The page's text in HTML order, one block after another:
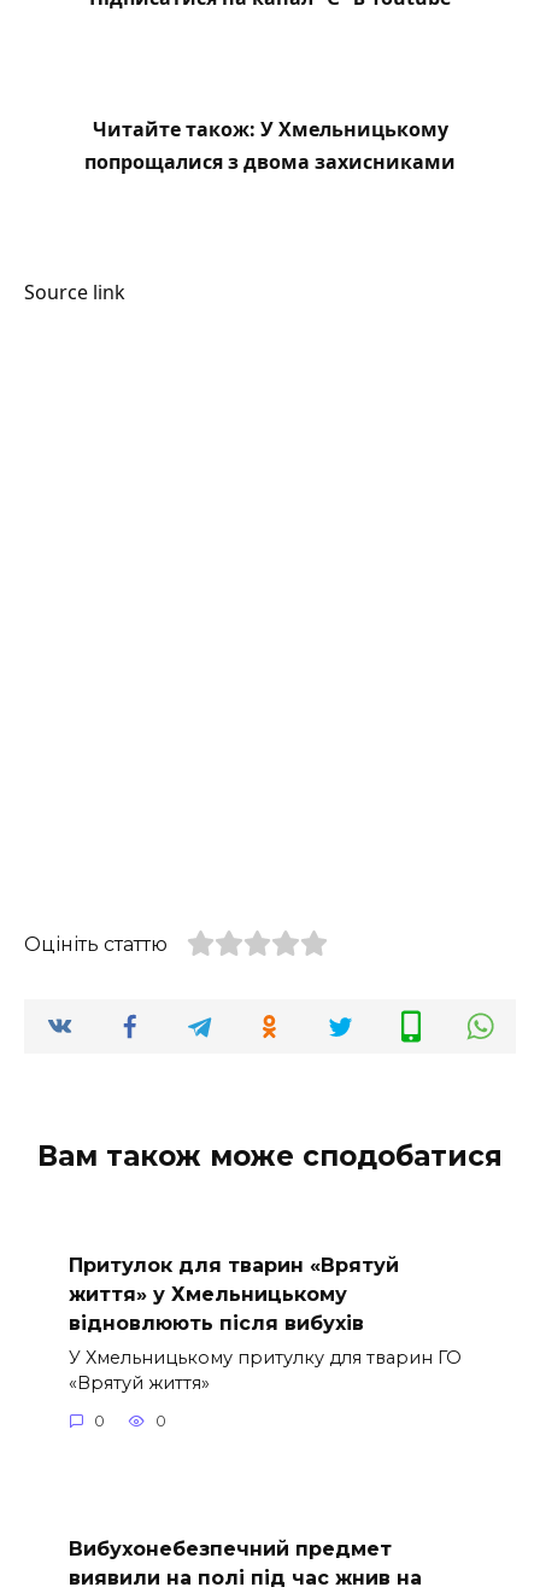
Читайте також: У Хмельницькому
попрощалися з двома захисниками
Source link
Оцініть статтю
Вам також може сподобатися
Притулок для тварин «Врятуй
життя» у Хмельницькому
відновлюють після вибухів
У Хмельницькому притулку для тварин ГО
«Врятуй життя»
0 0
Вибухонебезпечний предмет
виявили на полі під час жнив на